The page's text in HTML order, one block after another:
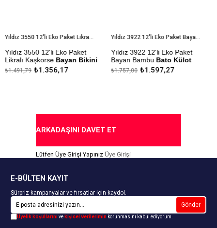
Yıldız 3550 12'li Eko Paket Likralı Kaşkorse Bayan Bikini Külot
3550 12'li Eko Paket
KaşkorseBayan Bikini
₺1.356,17
Yıldız 3922 12'li Eko Paket Bayan Bambu Bato Külot
Yıldız 3922 12'li Eko Paket
Bayan BambuBato Külot
Çekmezlik Sanfor Testi
₺1.597,27
₺1.757,00
ARKADAŞINI DAVET ET
Lütfen Üye Girişi Yapınız Üye Girişi
E-BÜLTEN KAYIT
Sürpriz kampanyalar ve fırsatlar için kaydol.
Gönder
Üyelik koşullarınıve kişisel verilerimin korunmasını kabul ediyorum.